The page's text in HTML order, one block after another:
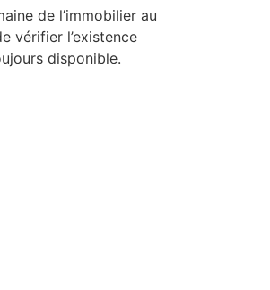
de l’immobilier au
vérifier l’existence
disponible.